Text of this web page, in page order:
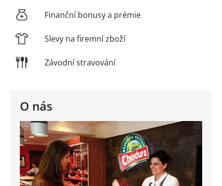
O nás
Finanční bonusy a prémie
Slevy na firemní zboží
Závodní stravování